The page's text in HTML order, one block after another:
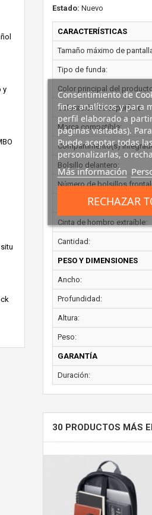
y
Estado: Nuevo
CARACTERÍSTICAS
Tamaño máximo de
Tipo de funda:
Color principal del
Coloración de superficie:
Marca compatible:
Compartimento(s)
Bolsillo delantero:
Número de bolsillos
Tirante para hombro:
Cinta de hombro extraíble:
Cantidad:
PESO Y DIMENSIONES
Ancho:
Profundidad:
Altura:
Peso:
GARANTÍA
Duración:
30 PRODUCTOS MÁS
Consentimiento de
fines analíticos y para
perfil elaborado a
páginas visitadas).
Puede aceptar todas
personalizarlas, o
Más información
RECHAZAR